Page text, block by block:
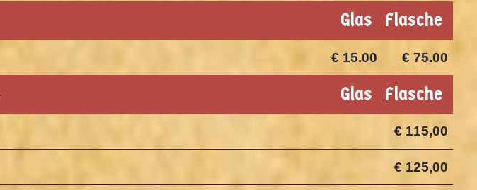
Flasche
Glas
€ 75.00
€ 15.00
Flasche
Glas
€ 115,00
€ 125,00